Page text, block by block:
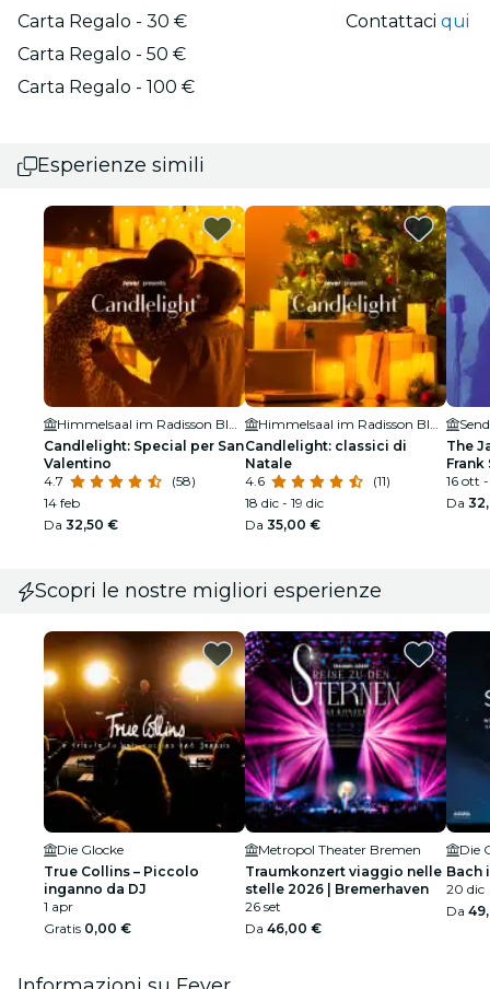
Carta Regalo - 30 €
Carta Regalo - 50 €
Carta Regalo - 100 €
Contattaciqui
Esperienze simili
Himmelsaal im Radisson Blu Hotel
Candlelight: Special per San
Valentino
4.7
(58)
14 feb
Da 32,50 €
Himmelsaal im Radisson Blu Hotel
Candlelight: classici di
Natale
4.6
(11)
18 dic - 19 dic
Da 35,00 €
The
Frank
16 ott
Da
Scopri le nostre migliori esperienze
Die Glocke
True Collins – Piccolo
inganno da DJ
1 apr
Gratis 0,00 €
Metropol Theater Bremen
Traumkonzert viaggio nelle
stelle 2026 | Bremerhaven
26 set
Da 46,00 €
Die
Bach
20 dic
Da